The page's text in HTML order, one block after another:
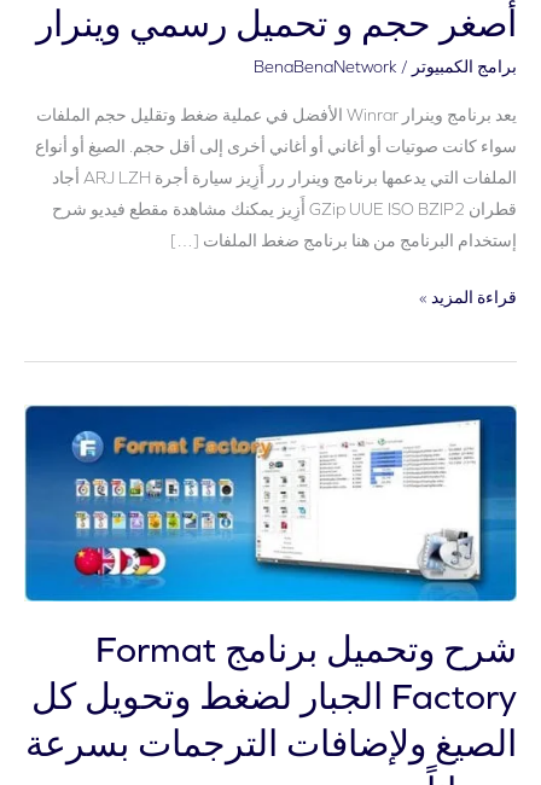
أصغر حجم و تحميل رسمي وينرار
برامج الكمبيوتر /
BenaBenaNetwork
يعد برنامج وينرار Winrar الأفضل في عملية ضغط وتقليل حجم الملفات
سواء كانت صوتيات أو أغاني أو أغاني أخرى إلى أقل حجم. الصيغ أو أنواع
الملفات التي يدعمها برنامج وينرار رر أَزِيز سيارة أجرة ARJ LZH أجاد
قطران GZip UUE ISO BZIP2 أَزِيز يمكنك مشاهدة مقطع فيديو شرح
إستخدام البرنامج من هنا برنامج ضغط الملفات […]
قراءة المزيد »
شرح وتحميل برنامج Format
Factory الجبار لضغط وتحويل كل
الصيغ ولإضافات الترجمات بسرعة
شرح
وتحميل
Factory
الجبار
لضغط
وتحويل
كل
الصيغ
ولإضافات
الترجمات